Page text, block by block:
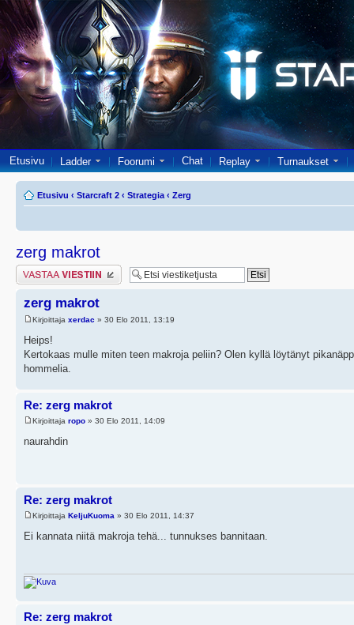
Etusivu Ladder Foorumi Chat Replay Turnaukset
Etusivu ‹ Starcraft 2 ‹ Strategia ‹ Zerg
zerg makrot
Lähetä vastaus
zerg makrot
Kirjoittaja xerdac » 30 Elo 2011, 13:19
Heips!
Kertokaas mulle miten teen makroja peliin? Olen kyllä löytänyt
hommelia.
Re: zerg makrot
Kirjoittaja ropo » 30 Elo 2011, 14:09
naurahdin
Re: zerg makrot
Kirjoittaja KeljuKuoma » 30 Elo 2011, 14:37
Ei kannata niitä makroja tehä... tunnukses bannitaan.
Re: zerg makrot